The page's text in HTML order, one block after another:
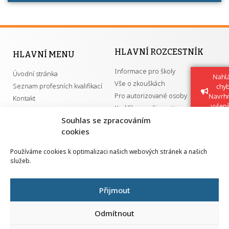
Souhlas se zpracováním
cookies
Používáme cookies k optimalizaci našich webových stránek a našich
služeb.
Přijmout
Odmítnout
HLAVNÍ MENU
Úvodní stránka
Seznam profesních kvalifikací
Kontakt
HLAVNÍ ROZCESTNÍK
Informace pro školy
Vše o zkouškách
Pro autorizované osoby
Kvalifikace a živnosti
GDPR
Národní pedagogický institut ČR
Senovážné náměstí 25
110 00 Praha 1